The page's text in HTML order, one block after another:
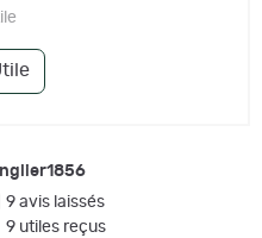
9 avis laissés
9 utiles reçus